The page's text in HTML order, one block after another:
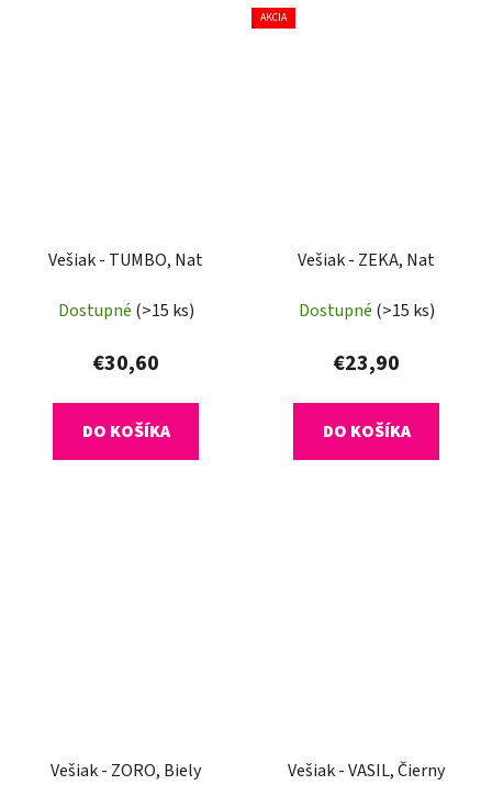
Vešiak - TUMBO, Nat
Dostupné (>15 ks)
€30,60
DO KOŠÍKA
AKCIA
Vešiak - ZEKA, Nat
Dostupné (>15 ks)
€23,90
DO KOŠÍKA
Vešiak - ZORO, Biely Vešiak - VASIL, Čierny